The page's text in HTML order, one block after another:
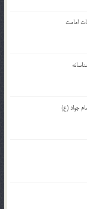
امامت
جواد (ع)